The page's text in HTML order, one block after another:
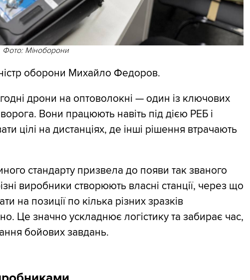
Фото: Міноборони
оборони Михайло Федоров.
дрони на оптоволокні — один із ключових
Вони працюють навіть під дією РЕБ і
цілі на дистанціях, де інші рішення втрачають
стандарту призвела до появи так званого
виробники створюють власні станції, через що
на позиції по кілька різних зразків
Це значно ускладнює логістику та забирає час,
бойових завдань.